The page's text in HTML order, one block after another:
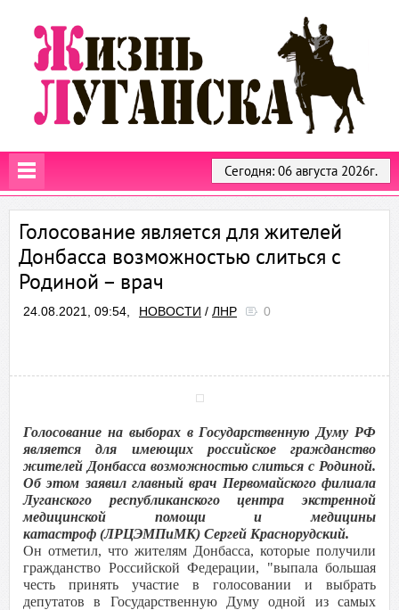
Сегодня: 06 августа 2026г.
Голосование является для жителей
Донбасса возможностью слиться с
Родиной – врач
24.08.2021, 09:54, НОВОСТИ / ЛНР 0
Голосование на выборах в Государственную Думу РФ
является для имеющих российское гражданство
жителей Донбасса возможностью слиться с Родиной.
Об этом заявил главный врач Первомайского филиала
Луганского республиканского центра экстренной
медицинской помощи и медицины
катастроф (ЛРЦЭМПиМК) Сергей Краснорудский.
Он отметил, что жителям Донбасса, которые получили
гражданство Российской Федерации, "выпала большая
честь принять участие в голосовании и выбрать
депутатов в Государственную Думу одной из самых